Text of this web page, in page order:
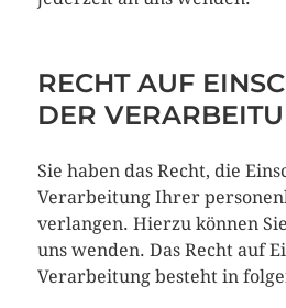
RECHT AUF
DER
Sie haben das Recht, die
Verarbeitung Ihrer
verlangen. Hierzu können
uns wenden. Das Recht auf
Verarbeitung besteht in